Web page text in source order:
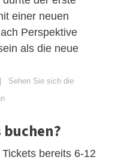
einer neuen
Perspektive
als die neue
Sehen Sie sich die
buchen?
bereits 6-12